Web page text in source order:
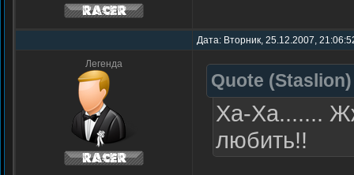
Дата: Вторник, 25.12.2007,
Легенда
Quote (Staslion)
Ха-Ха.......
любить!!